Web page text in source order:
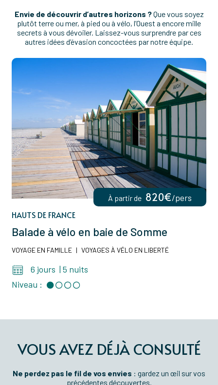
Envie de découvrir d’autres horizons ?Que vous soyez
plutôt terre ou mer, à pied ou à vélo, l’Ouest a encore mille
secrets à vous dévoiler. Laissez-vous surprendre par ces
autres idées d’évasion concoctées par notre équipe.
HAUTS DE FRANCE
Balade à vélo en baie de Somme
VOYAGE EN FAMILLE | VOYAGES À VÉLO EN LIBERTÉ
6 jours | 5 nuits
Niveau :
À partir de 820€/pers
VOUS AVEZ DÉJÀ CONSULTÉ
Ne perdez pas le fil de vos envies : gardez un œil sur vos
précédentes découvertes.